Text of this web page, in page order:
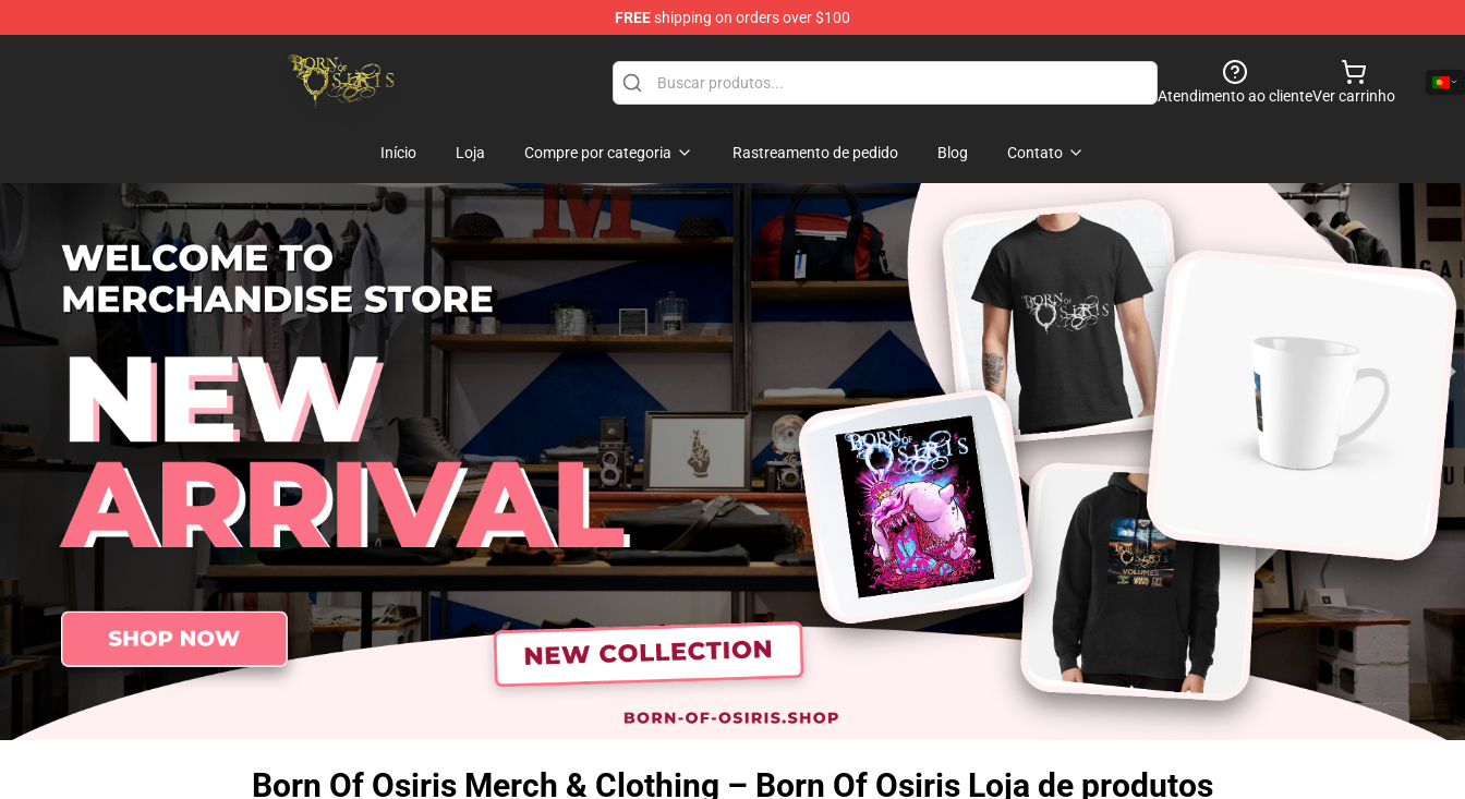
FREEshipping on orders over $100
Born Of Osiris Store - Official Born Of Osiris Merchandise Shop
Atendimento ao clienteVer carrinho
Início Loja Compre por categoria Rastreamento de pedido Blog Contato
Born Of Osiris Merch & Clothing – Born Of Osiris Loja de produtos